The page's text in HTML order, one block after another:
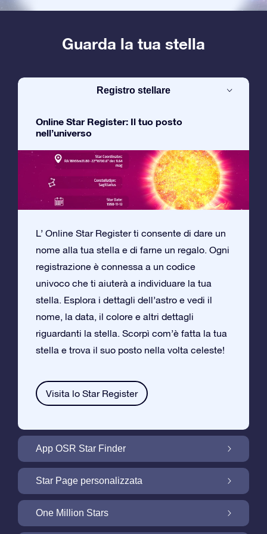
Guarda la tua stella
Registro stellare
Online Star Register: Il tuo posto
nell’universo
L’ Online Star Register ti consente di dare un
nome alla tua stella e di farne un regalo. Ogni
registrazione è connessa a un codice
univoco che ti aiuterà a individuare la tua
stella. Esplora i dettagli dell’astro e vedi il
nome, la data, il colore e altri dettagli
riguardanti la stella. Scorpì com’è fatta la tua
stella e trova il suo posto nella volta celeste!
Visita lo Star Register
App OSR Star Finder
Trova la tua Stella nella Volta Celeste con
Star Page personalizzata
Personalizza il tuo Regalo Stellare con la
One Million Stars